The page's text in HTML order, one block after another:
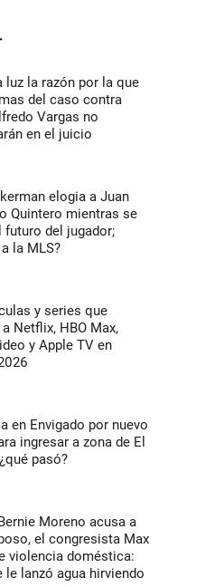
luz la razón por la que
del caso contra
Vargas no
en el juicio
elogia a Juan
Quintero mientras se
futuro del jugador;
la MLS?
y series que
a Netflix, HBO Max,
y Apple TV en
en Envigado por nuevo
ingresar a zona de El
pasó?
Moreno acusa a
el congresista Max
violencia doméstica:
le lanzó agua hirviendo